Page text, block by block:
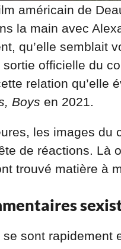
américain de
la main avec
qu’elle semblait
officielle du
relation qu’elle
Boys en 2021.
les images du
de réactions. Là
trouvé matière à
sont rapidement